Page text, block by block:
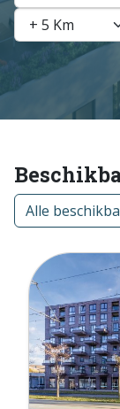
Alle